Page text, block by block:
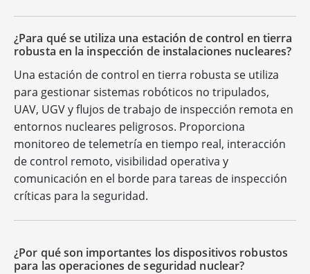
¿Para qué se utiliza una estación de control en tierra
robusta en la inspección de instalaciones nucleares?
Una estación de control en tierra robusta se utiliza
para gestionar sistemas robóticos no tripulados,
UAV, UGV y flujos de trabajo de inspección remota en
entornos nucleares peligrosos. Proporciona
monitoreo de telemetría en tiempo real, interacción
de control remoto, visibilidad operativa y
comunicación en el borde para tareas de inspección
críticas para la seguridad.
¿Por qué son importantes los dispositivos robustos
para las operaciones de seguridad nuclear?